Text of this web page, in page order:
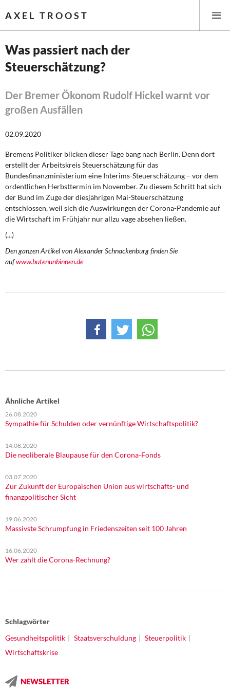
AXEL TROOST
Startseite
Themen
Steuer- und Finanzpolitik
Öffentliche Infrastruktur und Daseinsvorsorge
Eurokrise und Griechenland
Weitere Themen
Rosa-Luxemburg-Stiftung
Was passiert nach der
Steuerschätzung?
Der Bremer Ökonom Rudolf Hickel warnt vor
großen Ausfällen
02.09.2020
Bremens Politiker blicken dieser Tage bang nach Berlin. Denn dort
erstellt der Arbeitskreis Steuerschätzung für das
Bundesfinanzministerium eine Interims-Steuerschätzung – vor dem
ordentlichen Herbsttermin im November. Zu diesem Schritt hat sich
der Bund im Zuge der diesjährigen Mai-Steuerschätzung
entschlossen, weil sich die Auswirkungen der Corona-Pandemie auf
die Wirtschaft im Frühjahr nur allzu vage absehen ließen.
(...)
Den ganzen Artikel von Alexander Schnackenburg finden Sie
aufwww.butenunbinnen.de
Ähnliche Artikel
26.08.2020
Sympathie für Schulden oder vernünftige Wirtschaftspolitik?
14.08.2020
Die neoliberale Blaupause für den Corona-Fonds
03.07.2020
Zur Zukunft der Europäischen Union aus wirtschafts- und
finanzpolitischer Sicht
19.06.2020
Massivste Schrumpfung in Friedenszeiten seit 100 Jahren
16.06.2020
Wer zahlt die Corona-Rechnung?
Schlagwörter
Gesundheitspolitik
Staatsverschuldung
Steuerpolitik
Wirtschaftskrise
NEWSLETTER